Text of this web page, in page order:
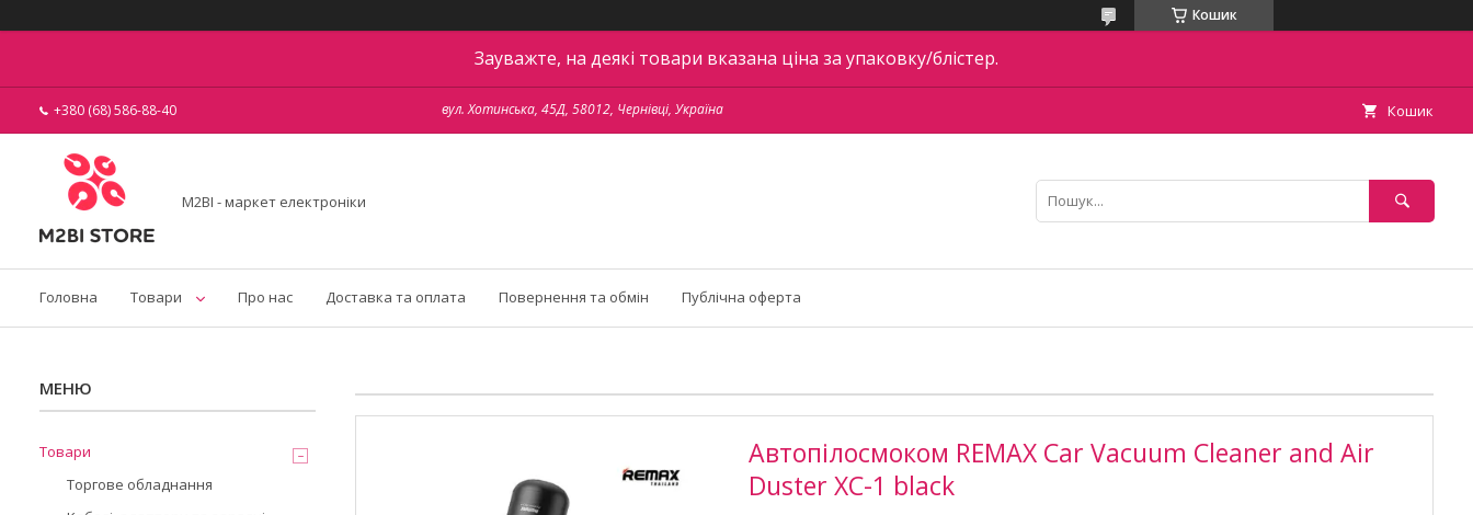
Кошик
Зауважте, на деякі товари вказана ціна за упаковку/блістер.
+380 (68) 586-88-40 вул. Хотинська, 45Д, 58012, Чернівці, Україна Кошик
M2BI - маркет електроніки
Головна Товари Про нас Доставка та оплата Повернення та обмін Публічна оферта
Автопілосмоком REMAX Car Vacuum Cleaner and Air
Duster XC-1 black
Товари
Торгове обладнання